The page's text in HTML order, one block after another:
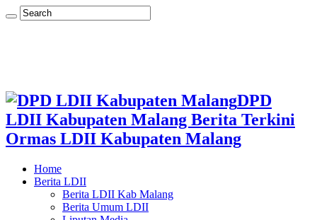
DPD
LDII Kabupaten Malang Berita Terkini
Ormas LDII Kabupaten Malang
Home
Berita LDII
Berita LDII Kab Malang
Berita Umum LDII